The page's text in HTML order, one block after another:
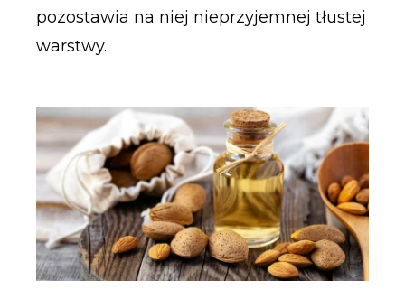
pozostawia na niej nieprzyjemnej tłustej
warstwy.